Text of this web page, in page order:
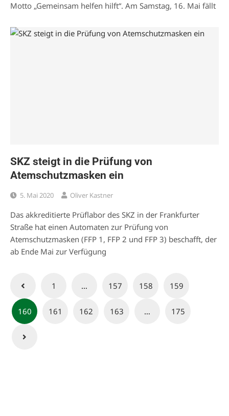
Motto „Gemeinsam helfen hilft“. Am Samstag, 16. Mai fällt
SKZ steigt in die Prüfung von
Atemschutzmasken ein
5. Mai 2020 Oliver Kastner
Das akkreditierte Prüflabor des SKZ in der Frankfurter
Straße hat einen Automaten zur Prüfung von
Atemschutzmasken (FFP 1, FFP 2 und FFP 3) beschafft, der
ab Ende Mai zur Verfügung
Seitennummerierung
der
Beiträge
1 … 157 158 159
160 161 162 163 … 175